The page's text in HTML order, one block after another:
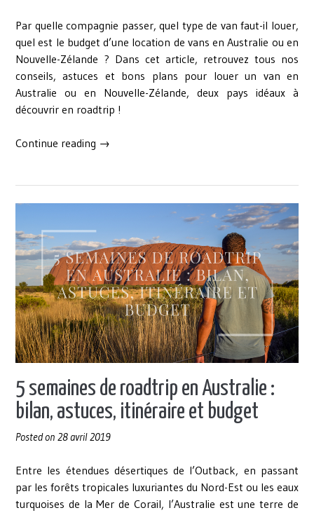
Par quelle compagnie passer, quel type de van faut-il louer,
quel est le budget d’une location de vans en Australie ou en
Nouvelle-Zélande ? Dans cet article, retrouvez tous nos
conseils, astuces et bons plans pour louer un van en
Australie ou en Nouvelle-Zélande, deux pays idéaux à
découvrir en roadtrip !
Continue reading « Conseils
de
vans
en
Australie
et
Nouvelle-
Zélande »
→
5 semaines de roadtrip en Australie :
bilan, astuces, itinéraire et budget
Posted on 28 avril 2019
Entre les étendues désertiques de l’Outback, en passant
par les forêts tropicales luxuriantes du Nord-Est ou les eaux
turquoises de la Mer de Corail, l’Australie est une terre de